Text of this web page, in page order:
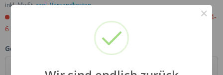
inkl. MwSt.zzgl. Versandkosten
Jetzt bestellen. Wird für Sie importiert. Versandfertig in ca 4-
6 Wochen.
Gebinde:
×